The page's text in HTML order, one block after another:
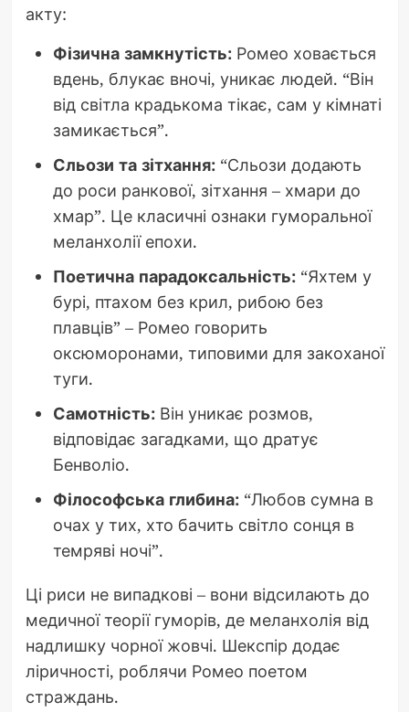
акту:
Фізична замкнутість:Ромео ховається
вдень, блукає вночі, уникає людей. “Він
від світла крадькома тікає, сам у кімнаті
замикається”.
Сльози та зітхання:“Сльози додають
до роси ранкової, зітхання – хмари до
хмар”. Це класичні ознаки гуморальної
меланхолії епохи.
Поетична парадоксальність:“Яхтем у
бурі, птахом без крил, рибою без
плавців” – Ромео говорить
оксюморонами, типовими для закоханої
туги.
Самотність:Він уникає розмов,
відповідає загадками, що дратує
Бенволіо.
Філософська глибина:“Любов сумна в
очах у тих, хто бачить світло сонця в
темряві ночі”.
Ці риси не випадкові – вони відсилають до
медичної теорії гуморів, де меланхолія від
надлишку чорної жовчі. Шекспір додає
ліричності, роблячи Ромео поетом
страждань.